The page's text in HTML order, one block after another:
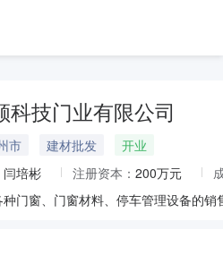
科技门业有限公司
市 建材批发
开业
闫培彬 注册资本： 200万元